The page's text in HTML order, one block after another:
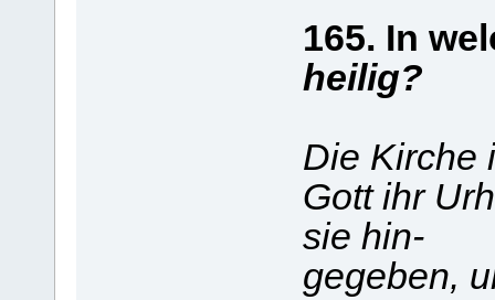
165. In
heilig?
Die Kirche
Gott ihr
sie hin-
gegeben,